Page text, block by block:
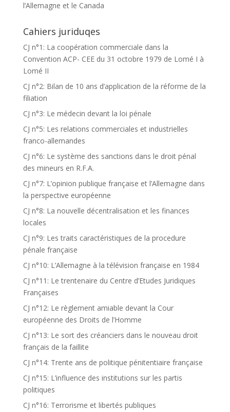
l’Allemagne et le Canada
Cahiers juriduqes
CJ n°1: La coopération commerciale dans la
Convention ACP- CEE du 31 octobre 1979 de Lomé I à
Lomé II
CJ n°2: Bilan de 10 ans d’application de la réforme de la
filiation
CJ n°3: Le médecin devant la loi pénale
CJ n°5: Les relations commerciales et industrielles
franco-allemandes
CJ n°6: Le système des sanctions dans le droit pénal
des mineurs en R.F.A.
CJ n°7: L’opinion publique française et l’Allemagne dans
la perspective européenne
CJ n°8: La nouvelle décentralisation et les finances
locales
CJ n°9: Les traits caractéristiques de la procedure
pénale française
CJ n°10: L’Allemagne à la télévision française en 1984
CJ n°11: Le trentenaire du Centre d’Etudes Juridiques
Françaises
CJ n°12: Le règlement amiable devant la Cour
européenne des Droits de l’Homme
CJ n°13: Le sort des créanciers dans le nouveau droit
français de la faillite
CJ n°14: Trente ans de politique pénitentiaire française
CJ n°15: L’influence des institutions sur les partis
politiques
CJ n°16: Terrorisme et libertés publiques